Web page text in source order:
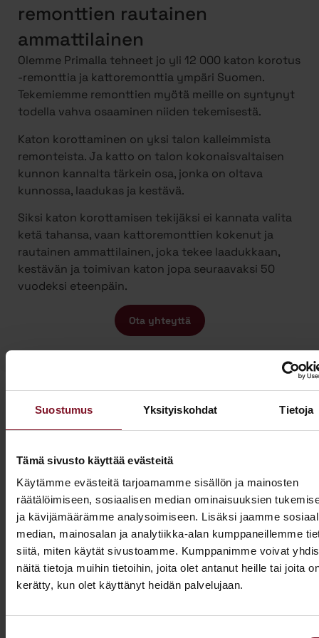
Suostumus Yksityiskohdat Tietoja
Tämä sivusto käyttää evästeitä
Käytämme evästeitä tarjoamamme sisällön ja mainosten
räätälöimiseen, sosiaalisen median ominaisuuksien
ja kävijämäärämme analysoimiseen. Lisäksi jaamme
median, mainosalan ja analytiikka-alan kumppaneillemme
siitä, miten käytät sivustoamme. Kumppanimme voivat
näitä tietoja muihin tietoihin, joita olet antanut heille tai joita
kerätty, kun olet käyttänyt heidän palvelujaan.
remonttien rautainen
ammattilainen
Olemme Primalla tehneet jo yli 12 000 katon korotus
-remonttia ja kattoremonttia ympäri Suomen.
Tekemiemme remonttien myötä meille on syntynyt
todella vahva osaaminen niiden tekemisestä.
Katon korottaminen on yksi talon kalleimmista
remonteista. Ja katto on talon kokonaisvaltaisen
kunnon kannalta tärkein osa, jonka on oltava
kunnossa, laadukas ja kestävä.
Siksi katon korottamisen tekijäksi ei kannata valita
ketä tahansa, vaan kattoremonttien kokenut ja
rautainen ammattilainen, joka tekee laadukkaan,
kestävän ja toimivan katon jopa seuraavaksi 50
vuodeksi eteenpäin.
Ota yhteyttä
Miksi katon korotus Keiteleellä
Primalta?
Saat maksuttoman
arviokäynnin
Katon korotus -remontti alkaa aina maksuttomalla
arviokäynnillä. Asiantuntijamme tulee arvioimaan talosi
katon nykykunnon: kuuntelee tarpeenne, antaa arvion